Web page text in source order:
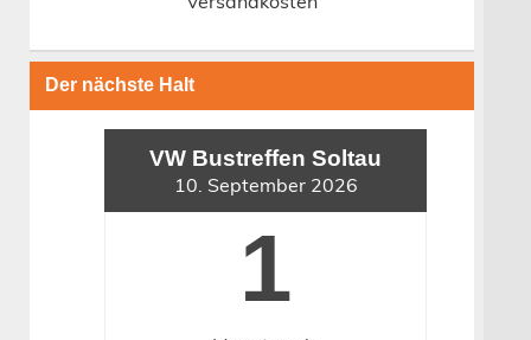
Der nächste Halt
VW Bustreffen Soltau
10. September 2026
1